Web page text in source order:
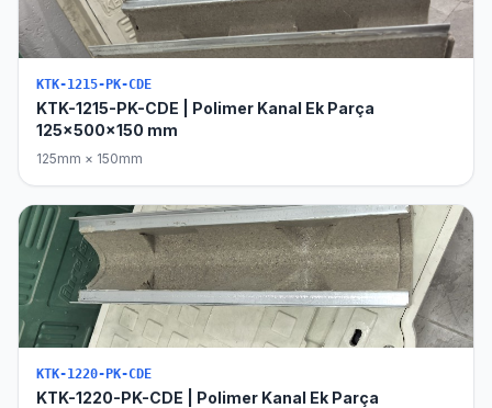
KTK-1215-PK-CDE
KTK-1215-PK-CDE | Polimer Kanal Ek Parça
125x500x150 mm
125mm × 150mm
KTK-1220-PK-CDE
KTK-1220-PK-CDE | Polimer Kanal Ek Parça